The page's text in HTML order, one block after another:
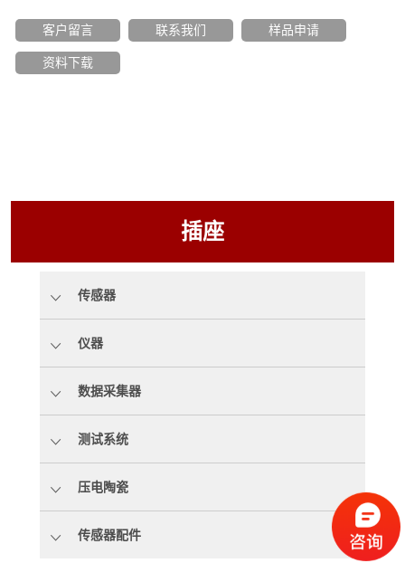
客户留言 联系我们 样品申请
资料下载
插座
传感器
仪器
数据采集器
测试系统
压电陶瓷
传感器配件